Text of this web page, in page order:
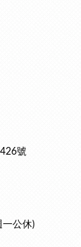
號
公休)